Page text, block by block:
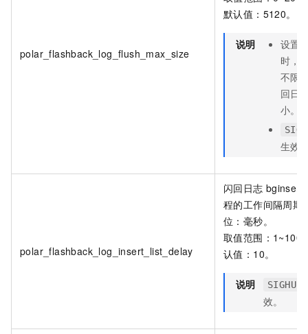
polar_flashback_log_flush_max_size
默认值：5120。
说明
设置
时，
不限
回日
小。
生效
polar_flashback_log_insert_list_delay
闪回日志
程的工作间隔周期
位：毫秒。
取值范围：
认值：10。
说明 SIGHUP
效。